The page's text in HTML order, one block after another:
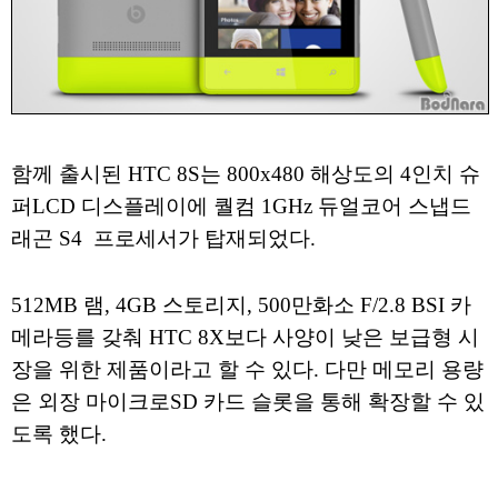
함께 출시된 HTC 8S는 800x480 해상도의 4인치 슈
퍼LCD 디스플레이에 퀄컴 1GHz 듀얼코어 스냅드
래곤 S4 프로세서가 탑재되었다.
512MB 램, 4GB 스토리지, 500만화소 F/2.8 BSI 카
메라등를 갖춰 HTC 8X보다 사양이 낮은 보급형 시
장을 위한 제품이라고 할 수 있다. 다만 메모리 용량
은 외장 마이크로SD 카드 슬롯을 통해 확장할 수 있
도록 했다.